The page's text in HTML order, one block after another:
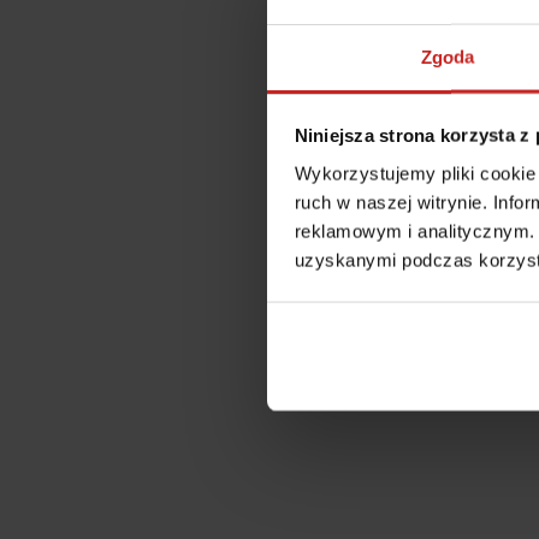
Zgoda
Niniejsza strona korzysta z
Wykorzystujemy pliki
ruch w naszej witrynie.
reklamowym i
uzyskanymi podczas